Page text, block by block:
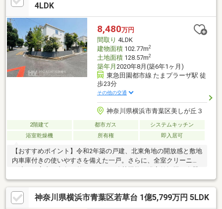
たきれいな室内です◇南側に開放的な芝生のお庭がございます◇
変動金利35年の場合 金利 年0.92％お問い合わせは【フリーダ
イヤル：0120-759-655】までお気軽にどうぞ♪
4LDK
8,480万円
間取り 4LDK
建物面積102.77m2
土地面積128.57m2
築年月 2020年8月(築6年1ヶ月)
東急田園都市線 たまプラーザ駅 徒
歩23分
その他の交通
神奈川県横浜市青葉区美しが丘３
2階建て 都市ガス
システムキッチン
浴室乾燥機
所有権 即入居可
【おすすめポイント】令和2年築の戸建、北東角地の開放感と敷地
内車庫付きの使いやすさを備えた一戸。さらに、全室クリーニン
グ済みで室内の印象も整っており、追焚機能、浴室乾燥機、食器
洗浄乾燥機、WIC、SICなど、設備・仕様も充実【見どころ】・令
和2年築・北東角地・敷地内車庫付き・全室エアコン付き・全室ク
リーニング済み【周辺環境】美しが丘第6公園まで徒歩2分（約
110m）【ご見学について】ご希望日時を第2希望まで送信→日程
神奈川県横浜市青葉区若草台 1億5,799万円 5LDK